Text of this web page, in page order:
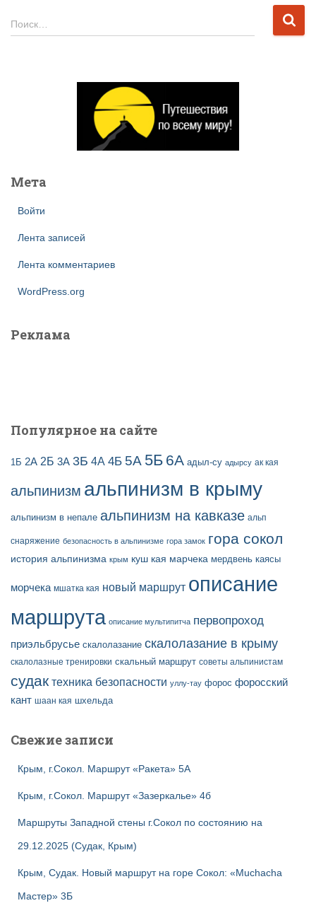
Н
а
Поиск…
Мета
Войти
Лента записей
Лента комментариев
WordPress.org
Реклама
Популярное на сайте
1Б 2А 2Б 3А 3Б 4А 4Б 5А 5Б 6А адыл-су адырсу ак кая
альпинизм альпинизм в крыму
альпинизм в непале альпинизм на кавказе альп
снаряжение безопасность в альпинизме гора замок гора сокол
история альпинизма крым куш кая марчека мердвень каясы
морчека мшатка кая новый маршрут описание
маршрута описание мультипитча первопроход
приэльбрусье скалолазание скалолазание в крыму
скалолазные тренировки скальный маршрут советы альпинистам
судак техника безопасности уллу-тау форос форосский
кант шаан кая шхельда
Свежие записи
Крым, г.Сокол. Маршрут «Ракета» 5А
Крым, г.Сокол. Маршрут «Зазеркалье» 4б
Маршруты Западной стены г.Сокол по состоянию на
29.12.2025 (Судак, Крым)
Крым, Судак. Новый маршрут на горе Сокол: «Muchacha
Мастер» 3Б